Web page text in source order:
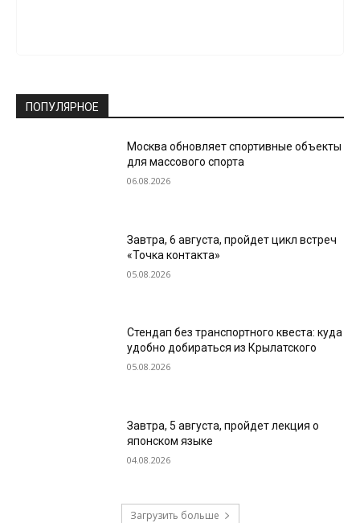
ПОПУЛЯРНОЕ
Москва обновляет спортивные объекты
для массового спорта
06.08.2026
Завтра, 6 августа, пройдет цикл встреч
«Точка контакта»
05.08.2026
Стендап без транспортного квеста: куда
удобно добираться из Крылатского
05.08.2026
Завтра, 5 августа, пройдет лекция о
японском языке
04.08.2026
Загрузить больше